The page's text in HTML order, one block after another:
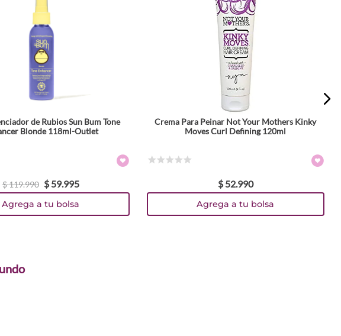
de Rubios Sun Bum Tone
Blonde 118ml-Outlet
$119.990 $ 59.995
Agrega a tu bolsa
Crema Para Peinar Not Your Mothers Kinky
Moves Curl Defining 120ml
$ 52.990
Agrega a tu bolsa